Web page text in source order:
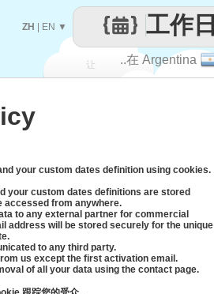
让 ..在 Argentina
工作日
ZH EN ▼
your custom dates definition using cookies.
your custom dates definitions are stored
accessed from anywhere.
to any external partner for commercial
address will be stored securely for the unique
to any third party.
us except the first activation email.
of all your data using the contact page.